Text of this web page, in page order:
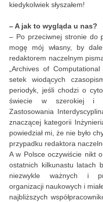
kiedykolwiek słyszałem!
– A jak to wygląda u nas?
– Po przeciwnej stronie do
mogę mój własny, by
redaktorem naczelnym
„Archives of
setek wiodących
periodyk, jeśli chodzi o
świecie w szerokiej i
Zastosowania
znaczącej kategorii
powiedział mi, że nie było
przypadku redaktora
A w Polsce oczywiście nikt
ostatnich kilkunastu latach
niezwykle ważnych i
organizacji naukowych i
najbliższych